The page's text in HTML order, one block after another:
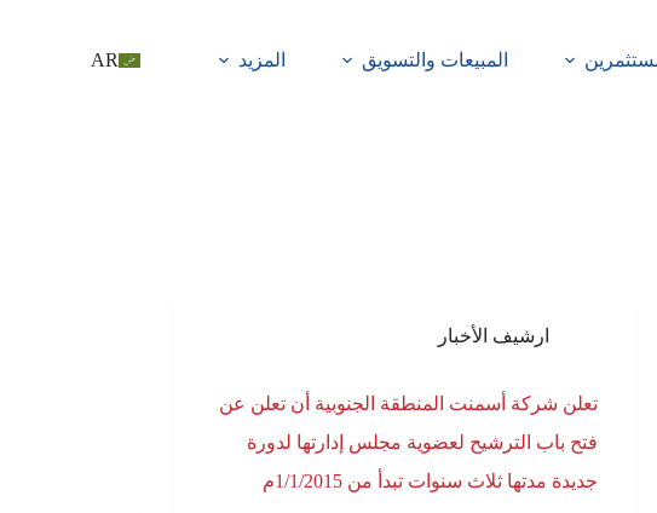
المبيعات والتسويق المزيد AR
ارشيف الأخبار
تعلن شركة أسمنت المنطقة الجنوبية أن تعلن عن
فتح باب الترشيح لعضوية مجلس إدارتها لدورة
جديدة مدتها ثلاث سنوات تبدأ من 1/1/2015م